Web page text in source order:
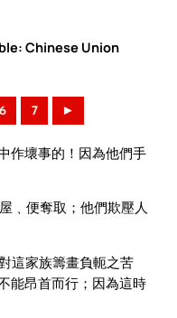
Chinese Union
6 7 ►
作壞事的！因為他們手
﹑便奪取；他們欺壓人
這家族籌畫負軛之苦
能昂首而行；因為這時